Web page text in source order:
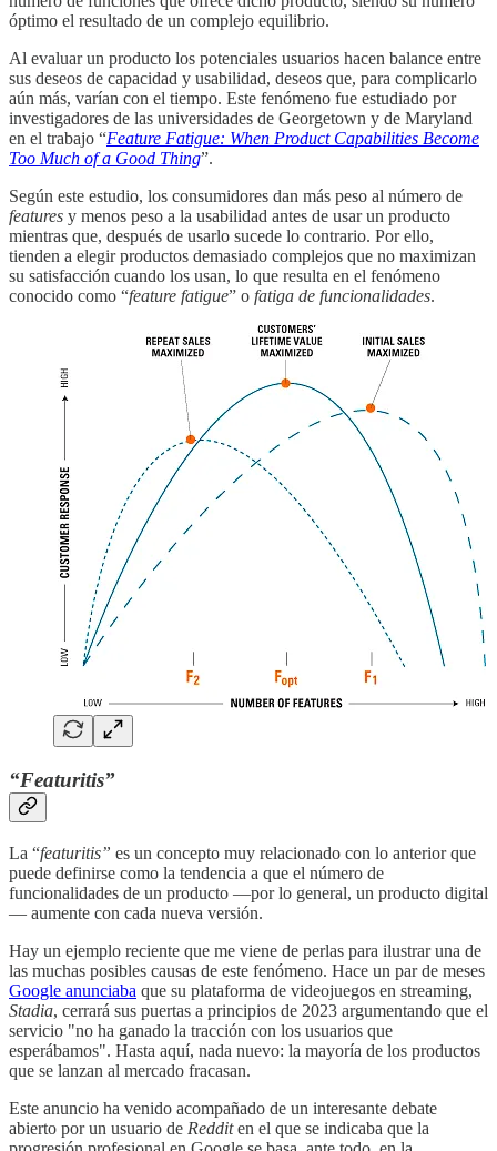
óptimo el resultado de un complejo equilibrio.
Al evaluar un producto los potenciales usuarios hacen balance entre
sus deseos de capacidad y usabilidad, deseos que, para complicarlo
aún más, varían con el tiempo. Este fenómeno fue estudiado por
investigadores de las universidades de Georgetown y de Maryland
en el trabajo “Feature Fatigue: When Product Capabilities Become
Too Much of a Good Thing”.
Según este estudio, los consumidores dan más peso al número de
features y menos peso a la usabilidad antes de usar un producto
mientras que, después de usarlo sucede lo contrario. Por ello,
tienden a elegir productos demasiado complejos que no maximizan
su satisfacción cuando los usan, lo que resulta en el fenómeno
conocido como “feature fatigue” o fatiga de funcionalidades.
“Featuritis”
La “featuritis” es un concepto muy relacionado con lo anterior que
puede definirse como la tendencia a que el número de
funcionalidades de un producto —por lo general, un producto digital
— aumente con cada nueva versión.
Hay un ejemplo reciente que me viene de perlas para ilustrar una de
las muchas posibles causas de este fenómeno. Hace un par de meses
Google anunciaba que su plataforma de videojuegos en streaming,
Stadia, cerrará sus puertas a principios de 2023 argumentando que el
servicio "no ha ganado la tracción con los usuarios que
esperábamos". Hasta aquí, nada nuevo: la mayoría de los productos
que se lanzan al mercado fracasan.
Este anuncio ha venido acompañado de un interesante debate
abierto por un usuario de Redditen el que se indicaba que la